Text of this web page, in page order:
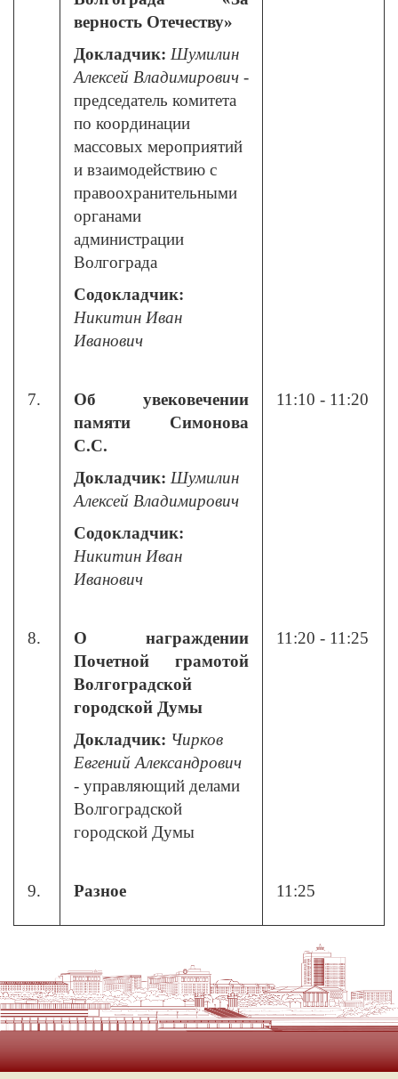
верность Отечеству»
Докладчик: Шумилин
Алексей Владимирович -
председатель комитета
по координации
массовых мероприятий
и взаимодействию с
правоохранительными
органами
администрации
Волгограда
Содокладчик:
Никитин Иван
Иванович
7.
Об увековечении
памяти Симонова
С.С.
Докладчик: Шумилин
Алексей Владимирович
Содокладчик:
Никитин Иван
Иванович
11:10 - 11:20
8.
О награждении
Почетной грамотой
Волгоградской
городской Думы
Докладчик: Чирков
Евгений Александрович
- управляющий делами
Волгоградской
городской Думы
11:20 - 11:25
9. Разное 11:25